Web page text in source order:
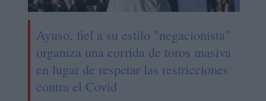
Ayuso, fiel a su estilo "negacionista"
organiza una corrida de toros masiva
en lugar de respetar las restricciones
contra el Covid